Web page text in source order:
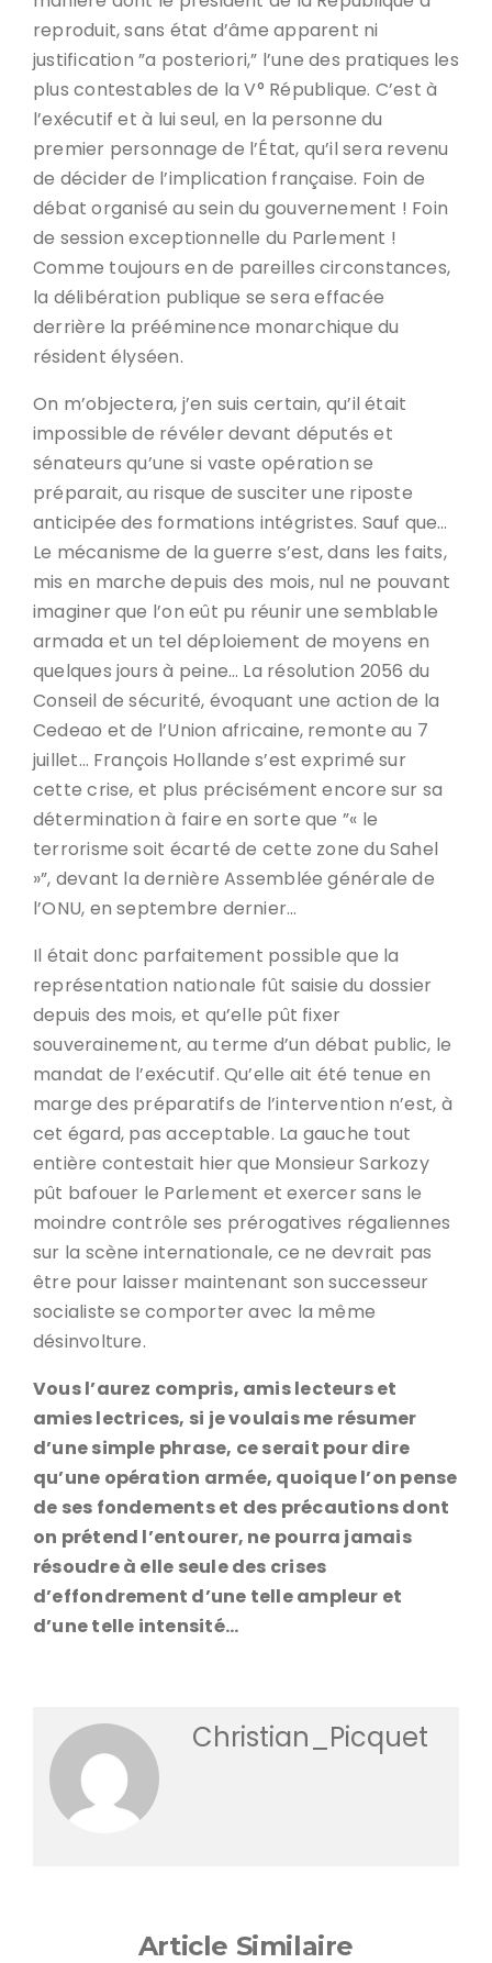
reproduit, sans état d’âme apparent ni
justification ”a posteriori,” l’une des pratiques les
plus contestables de la V° République. C’est à
l’exécutif et à lui seul, en la personne du
premier personnage de l’État, qu’il sera revenu
de décider de l’implication française. Foin de
débat organisé au sein du gouvernement ! Foin
de session exceptionnelle du Parlement !
Comme toujours en de pareilles circonstances,
la délibération publique se sera effacée
derrière la prééminence monarchique du
résident élyséen.
On m’objectera, j’en suis certain, qu’il était
impossible de révéler devant députés et
sénateurs qu’une si vaste opération se
préparait, au risque de susciter une riposte
anticipée des formations intégristes. Sauf que…
Le mécanisme de la guerre s’est, dans les faits,
mis en marche depuis des mois, nul ne pouvant
imaginer que l’on eût pu réunir une semblable
armada et un tel déploiement de moyens en
quelques jours à peine… La résolution 2056 du
Conseil de sécurité, évoquant une action de la
Cedeao et de l’Union africaine, remonte au 7
juillet… François Hollande s’est exprimé sur
cette crise, et plus précisément encore sur sa
détermination à faire en sorte que ”« le
terrorisme soit écarté de cette zone du Sahel
»”, devant la dernière Assemblée générale de
l’ONU, en septembre dernier…
Il était donc parfaitement possible que la
représentation nationale fût saisie du dossier
depuis des mois, et qu’elle pût fixer
souverainement, au terme d’un débat public, le
mandat de l’exécutif. Qu’elle ait été tenue en
marge des préparatifs de l’intervention n’est, à
cet égard, pas acceptable. La gauche tout
entière contestait hier que Monsieur Sarkozy
pût bafouer le Parlement et exercer sans le
moindre contrôle ses prérogatives régaliennes
sur la scène internationale, ce ne devrait pas
être pour laisser maintenant son successeur
socialiste se comporter avec la même
désinvolture.
Vous l’aurez compris, amis lecteurs et
amies lectrices, si je voulais me résumer
d’une simple phrase, ce serait pour dire
qu’une opération armée, quoique l’on pense
de ses fondements et des précautions dont
on prétend l’entourer, ne pourra jamais
résoudre à elle seule des crises
d’effondrement d’une telle ampleur et
d’une telle intensité…
Christian_Picquet
Article Similaire